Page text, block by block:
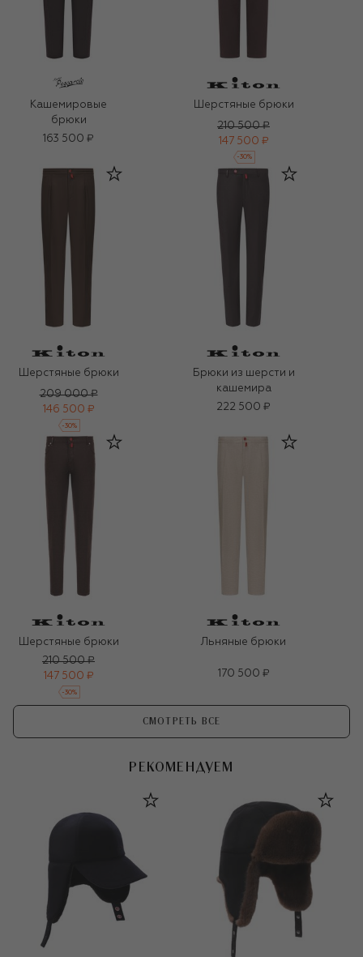
Кашемировые
брюки
163 500 ₽
Шерстяные брюки
210 500 ₽
147 500 ₽
-30%
Шерстяные брюки
209 000 ₽
146 500 ₽
-30%
Брюки из шерсти и
кашемира
222 500 ₽
Шерстяные брюки
210 500 ₽
147 500 ₽
-30%
Льняные брюки
170 500 ₽
СМОТРЕТЬ ВСЕ
РЕКОМЕНДУЕМ